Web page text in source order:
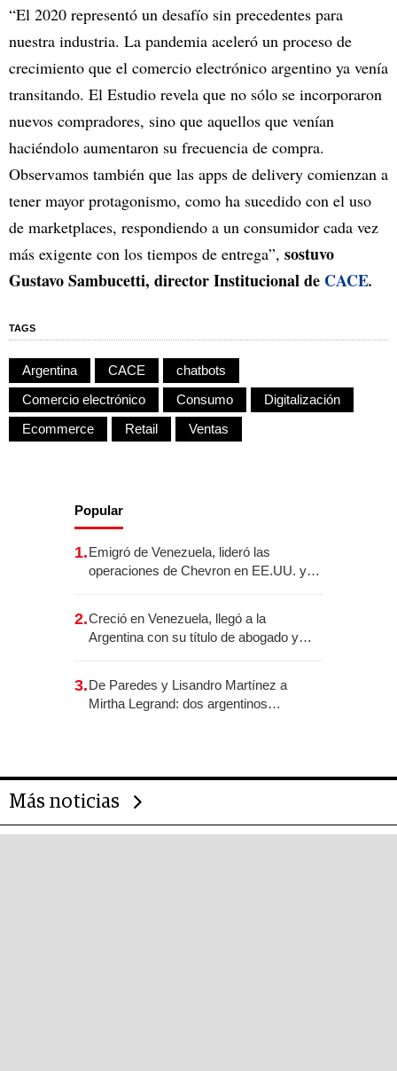
“El 2020 representó un desafío sin precedentes para
nuestra industria. La pandemia aceleró un proceso de
crecimiento que el comercio electrónico argentino ya venía
transitando. El Estudio revela que no sólo se incorporaron
nuevos compradores, sino que aquellos que venían
haciéndolo aumentaron su frecuencia de compra.
Observamos también que las apps de delivery comienzan a
tener mayor protagonismo, como ha sucedido con el uso
de marketplaces, respondiendo a un consumidor cada vez
más exigente con los tiempos de entrega”, sostuvo
Gustavo Sambucetti, director Institucional de CACE.
TAGS
Argentina CACE
chatbots
Comercio electrónico
Consumo
Digitalización
Ecommerce
Retail Ventas
Popular
1.Emigró de Venezuela, lideró las
operaciones de Chevron en EE.UU. y
2.Creció en Venezuela, llegó a la
Argentina con su título de abogado y
3.De Paredes y Lisandro Martínez a
Mirtha Legrand: dos argentinos
Más noticias